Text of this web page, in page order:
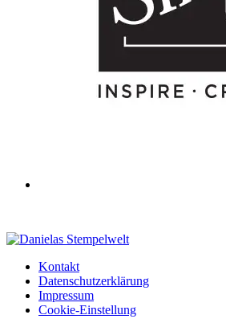
Kontakt
Datenschutzerklärung
Impressum
Cookie-Einstellung